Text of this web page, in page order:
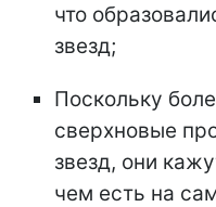
что
звезд;
Поскольку
сверхновые
звезд, они
чем есть на